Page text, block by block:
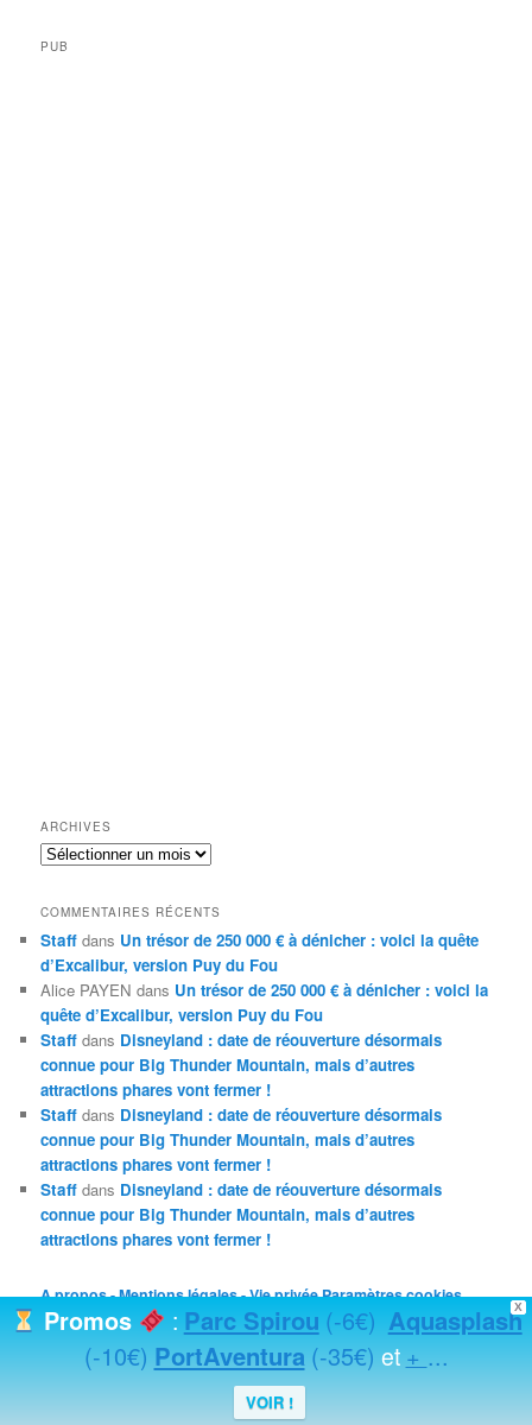
PUB
ARCHIVES
Archives
COMMENTAIRES RÉCENTS
Staff dans Un trésor de 250 000 € à dénicher : voici la quête
d’Excalibur, version Puy du Fou
Alice PAYEN dans Un trésor de 250 000 € à dénicher : voici la
quête d’Excalibur, version Puy du Fou
Staff dans Disneyland : date de réouverture désormais
connue pour Big Thunder Mountain, mais d’autres
attractions phares vont fermer !
Staff dans Disneyland : date de réouverture désormais
connue pour Big Thunder Mountain, mais d’autres
attractions phares vont fermer !
Staff dans Disneyland : date de réouverture désormais
connue pour Big Thunder Mountain, mais d’autres
attractions phares vont fermer !
A propos - Mentions légales - Vie privéeParamètres cookies
Fièrement propulsé par WordPress
X
Promos :Parc Spirou(-6€) Aquasplash
(-10€)PortAventura(-35€)et+...
VOIR !